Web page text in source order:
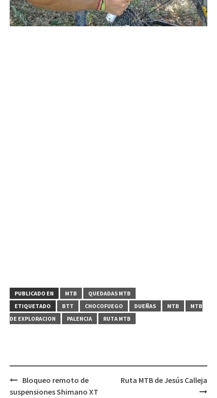
PUBLICADO EN MTB
QUEDADAS MTB
ETIQUETADO
BTT CHOCOFUEGO DUEÑAS MTB
MTB
DE EXPLORACION
PALENCIA RUTA MTB
Navegación
de
Bloqueo remoto de
suspensiones Shimano XT
Ruta MTB de Jesús Calleja